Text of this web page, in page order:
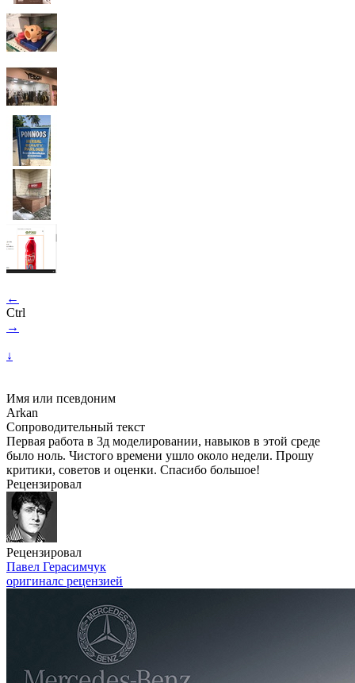
←
Ctrl
→
↓
Имя или псевдоним
Arkan
Сопроводительный текст
Первая работа в 3д моделировании, навыков в этой среде
было ноль. Чистого времени ушло около недели. Прошу
критики, советов и оценки. Спасибо большое!
Рецензировал
Рецензировал
Павел Герасимчук
оригиналс рецензией